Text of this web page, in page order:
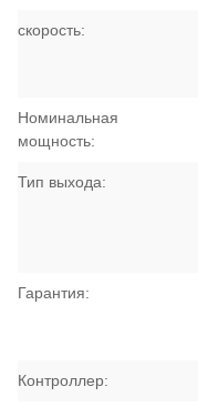
скорость:
Номинальная
мощность:
Тип выхода:
Гарантия:
Контроллер: